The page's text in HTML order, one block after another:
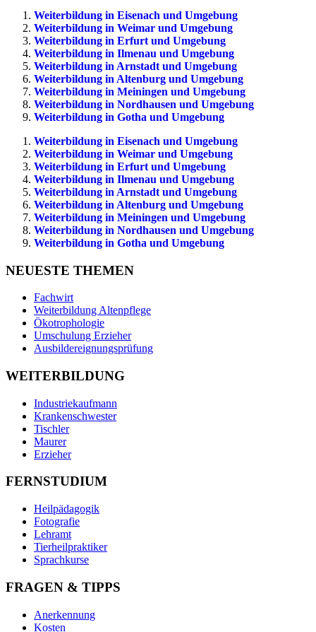
Weiterbildung in Eisenach und Umgebung
Weiterbildung in Weimar und Umgebung
Weiterbildung in Erfurt und Umgebung
Weiterbildung in Ilmenau und Umgebung
Weiterbildung in Arnstadt und Umgebung
Weiterbildung in Altenburg und Umgebung
Weiterbildung in Meiningen und Umgebung
Weiterbildung in Nordhausen und Umgebung
Weiterbildung in Gotha und Umgebung
Weiterbildung in Eisenach und Umgebung
Weiterbildung in Weimar und Umgebung
Weiterbildung in Erfurt und Umgebung
Weiterbildung in Ilmenau und Umgebung
Weiterbildung in Arnstadt und Umgebung
Weiterbildung in Altenburg und Umgebung
Weiterbildung in Meiningen und Umgebung
Weiterbildung in Nordhausen und Umgebung
Weiterbildung in Gotha und Umgebung
NEUESTE THEMEN
Fachwirt
Weiterbildung Altenpflege
Ökotrophologie
Umschulung Erzieher
Ausbildereignungsprüfung
WEITERBILDUNG
Industriekaufmann
Krankenschwester
Tischler
Maurer
Erzieher
FERNSTUDIUM
Heilpädagogik
Fotografie
Lehramt
Tierheilpraktiker
Sprachkurse
FRAGEN & TIPPS
Anerkennung
Kosten